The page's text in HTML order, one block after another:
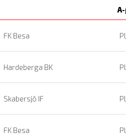
FK Besa
Hardeberga BK
Skabersjö IF
FK Besa